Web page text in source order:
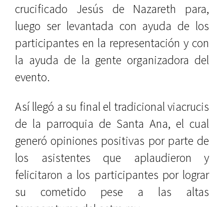
crucificado Jesús de Nazareth para,
luego ser levantada con ayuda de los
participantes en la representación y con
la ayuda de la gente organizadora del
evento.
Así llegó a su final el tradicional viacrucis
de la parroquia de Santa Ana, el cual
generó opiniones positivas por parte de
los asistentes que aplaudieron y
felicitaron a los participantes por lograr
su cometido pese a las altas